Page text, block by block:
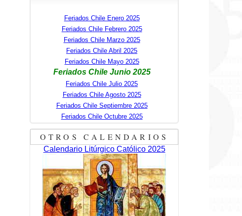
Feriados Chile Enero 2025
Feriados Chile Febrero 2025
Feriados Chile Marzo 2025
Feriados Chile Abril 2025
Feriados Chile Mayo 2025
Feriados Chile Junio 2025
Feriados Chile Julio 2025
Feriados Chile Agosto 2025
Feriados Chile Septiembre 2025
Feriados Chile Octubre 2025
OTROS CALENDARIOS
Calendario Litúrgico Católico 2025